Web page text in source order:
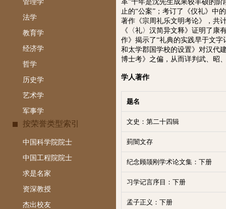
管理学
法学
教育学
经济学
哲学
历史学
艺术学
军事学
按荣誉类型索引
中国科学院院士
中国工程院院士
求是名家
资深教授
杰出校友
革”十年是沈先生成果较丰硕的
止的“公案”；考订了《仪礼》中
著作《宗周礼乐文明考论》，共
《〈礼〉汉简异文释》证明了康
作》揭示了“礼典的实践早于文
和太学郡国学校的设置》对汉代
博士考》之偏，从而详判武、昭
学人著作
题名
文史：第二十四辑
菿闇文存
纪念顾颉刚学术论文集：下册
习学记言序目：下册
孟子正义：下册